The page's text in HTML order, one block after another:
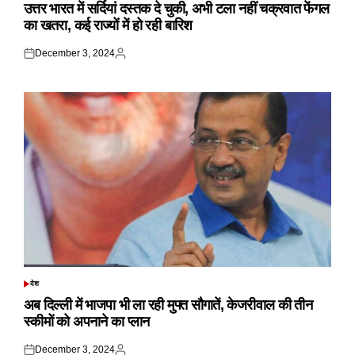
उत्तर भारत में सर्दियां दस्तक दे चुकी, अभी टला नहीं चक्रवात फेंगल
का खतरा, कई राज्यों में हो रही बारिश
Posted
December 3, 2024
Posted
POSTED
देश
अब दिल्ली में भाजपा भी ला रही मुफ्त सौगातें, केजरीवाल की तीन
स्कीमों को अपनाने का प्लान
Posted
December 3, 2024
Posted